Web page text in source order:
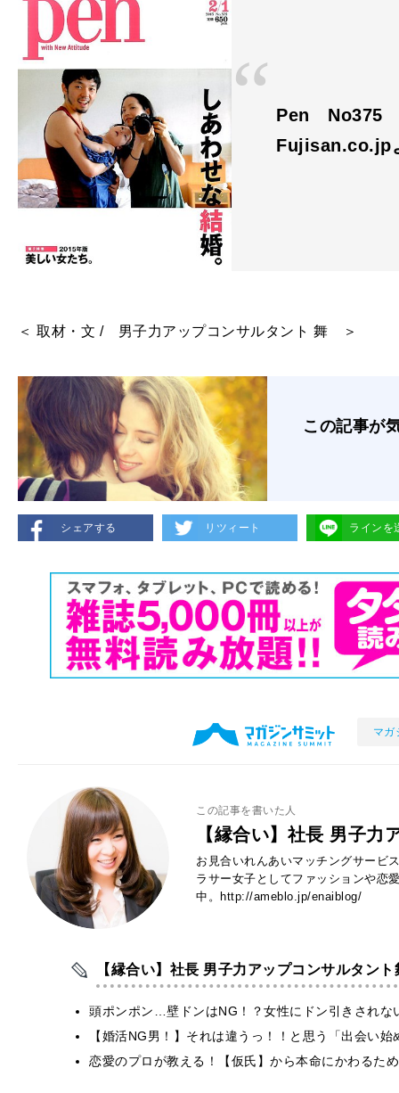
Pen No375
Fujisan.co.jp
＜ 取材・文 / 男子力アップコンサルタント 舞 ＞
この記事が
シェアする リツィート ラインを
マガ
この記事を書いた人
【縁合い】社長 男子力
お見合いれんあいマッチングサービ
ラサー女子としてファッションや恋
中。
http://ameblo.jp/enaiblog/
【縁合い】社長 男子力アップコンサルタン
頭ポンポン…壁ドンはNG！？女性にドン引きされな
【婚活NG男！】それは違うっ！！と思う「出会い
恋愛のプロが教える！【仮氏】から本命にかわるた